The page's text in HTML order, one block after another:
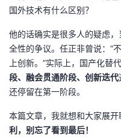
页
开
发
者
我
的
我
的
开
发
者
学
我
的
Programs
我
的
支
持
国外技术有什么区别？
他的话确实是很多人的疑虑
全性的争议。任正非曾说：“
上创新。”实际上，国产化替
段、融会贯通阶段、创新迭代
还停留在第一阶段。
本篇文章，我就想和大家展开
利，别忘了看到最后！